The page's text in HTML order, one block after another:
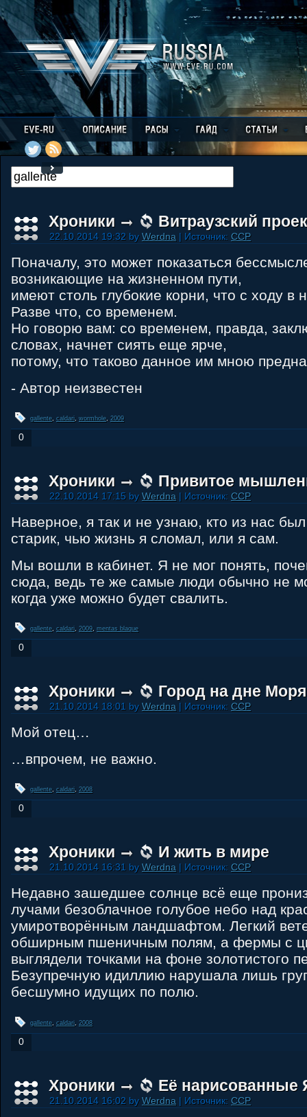
Хроники Витраузский
22.10.2014 19:32 byWerdna | Источник: CCP
Поначалу, это может показаться
возникающие на жизненном пути,
имеют столь глубокие корни, что с ходу в
Разве что, со временем.
Но говорю вам: со временем, правда,
словах, начнет сиять еще ярче,
потому, что таково данное им мною
- Автор неизвестен
gallente, caldari, wormhole, 2009
0
Хроники Привитое
22.10.2014 17:15 byWerdna | Источник: CCP
Наверное, я так и не узнаю, кто из нас
старик, чью жизнь я сломал, или я сам.
Мы вошли в кабинет. Я не мог понять,
сюда, ведь те же самые люди обычно не
когда уже можно будет свалить.
gallente, caldari, 2009, mentas blaque
0
Хроники Город на дне Моря
21.10.2014 18:01 byWerdna | Источник: CCP
Мой отец…
…впрочем, не важно.
gallente, caldari, 2008
0
Хроники И жить в мире
21.10.2014 16:31 byWerdna | Источник: CCP
Недавно зашедшее солнце всё еще
лучами безоблачное голубое небо над
умиротворённым ландшафтом. Легкий
обширным пшеничным полям, а фермы с
выглядели точками на фоне золотистого
Безупречную идиллию нарушала лишь
бесшумно идущих по полю.
gallente, caldari 2008
0
Хроники Её нарисованные
21.10.2014 16:02 byWerdna | Источник: CCP